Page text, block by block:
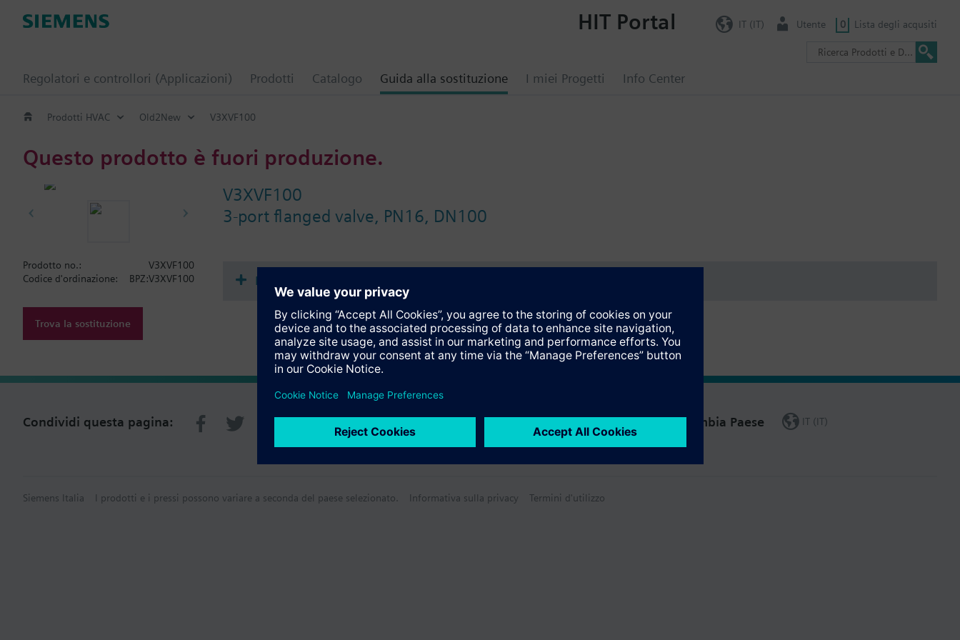
Regolatori e controllori (Applicazioni) Prodotti Catalogo Guida alla sostituzione I miei Progetti Info Center
HIT Portal IT (IT) Utente 0 Lista degli acqusiti
Prodotti HVAC Old2New V3XVF100
Questo prodotto è fuori produzione.
V3XVF100
3-port flanged valve, PN16, DN100
Prodotto no.:
V3XVF100
Codice d'ordinazione:
BPZ:V3XVF100
Trova la sostituzione
Documenti
Condividi questa pagina: Cambia Paese IT (IT)
Siemens Italia I prodotti e i pressi possono variare a seconda del paese selezionato. Informativa sulla privacy Termini d'utilizzo